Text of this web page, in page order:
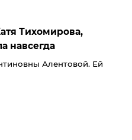
Тихомирова,
навсегда
Алентовой. Ей